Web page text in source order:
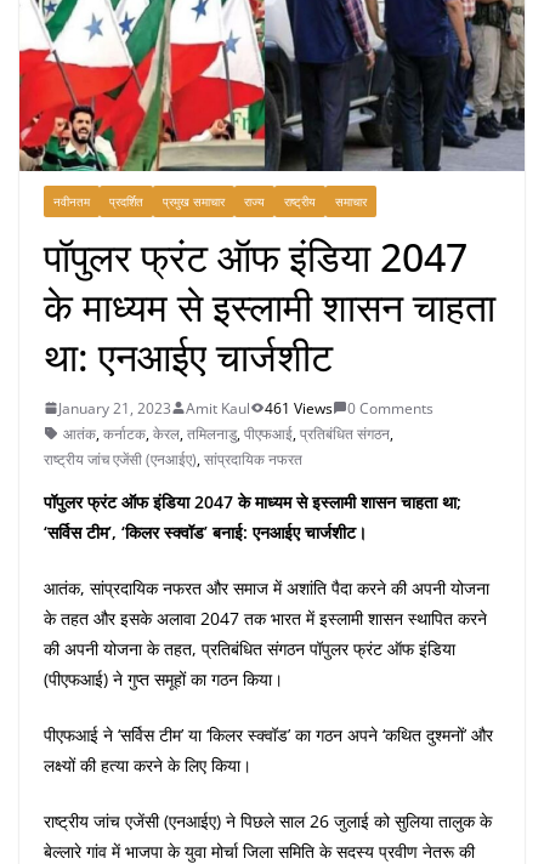
नवीनतम प्रदर्शित प्रमुख समाचार राज्य राष्ट्रीय समाचार
पॉपुलर फ्रंट ऑफ इंडिया 2047
के माध्यम से इस्लामी शासन चाहता
था: एनआईए चार्जशीट
January 21, 2023 Amit Kaul 461 Views
0 Comments
आतंक,कर्नाटक,केरल,तमिलनाडु,पीएफआई,प्रतिबंधित संगठन,
राष्ट्रीय जांच एजेंसी (एनआईए),सांप्रदायिक नफरत
पॉपुलर फ्रंट ऑफ इंडिया 2047 के माध्यम से इस्लामी शासन चाहता था;
‘सर्विस टीम’, ‘किलर स्क्वॉड’ बनाई: एनआईए चार्जशीट।
आतंक, सांप्रदायिक नफरत और समाज में अशांति पैदा करने की अपनी योजना
के तहत और इसके अलावा 2047 तक भारत में इस्लामी शासन स्थापित करने
की अपनी योजना के तहत, प्रतिबंधित संगठन पॉपुलर फ्रंट ऑफ इंडिया
(पीएफआई) ने गुप्त समूहों का गठन किया।
पीएफआई ने ‘सर्विस टीम’ या ‘किलर स्क्वॉड’ का गठन अपने ‘कथित दुश्मनों’ और
लक्ष्यों की हत्या करने के लिए किया।
राष्ट्रीय जांच एजेंसी (एनआईए) ने पिछले साल 26 जुलाई को सुलिया तालुक के
बेल्लारे गांव में भाजपा के युवा मोर्चा जिला समिति के सदस्य प्रवीण नेतरू की